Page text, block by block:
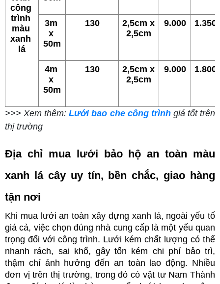
công
trình
màu
xanh
lá
3m
x
50m
130
2,5cm x
2,5cm
9.000
4m
x
50m
130
2,5cm x
2,5cm
9.000
>>> Xem thêm:Lưới bao che công trìnhgiá tốt trên
thị trường
Địa chỉ mua lưới bảo hộ an toàn màu
xanh lá cây uy tín, bền chắc, giao hàng
tận nơi
Khi mua lưới an toàn xây dựng xanh lá, ngoài yếu tố
giá cả, việc chọn đúng nhà cung cấp là một yếu quan
trọng đối với công trình. Lưới kém chất lượng có thể
nhanh rách, sai khổ, gây tốn kém chi phí bảo trì,
thậm chí ảnh hưởng đến an toàn lao động. Nhiều
đơn vị trên thị trường, trong đó có vật tư Nam Thành